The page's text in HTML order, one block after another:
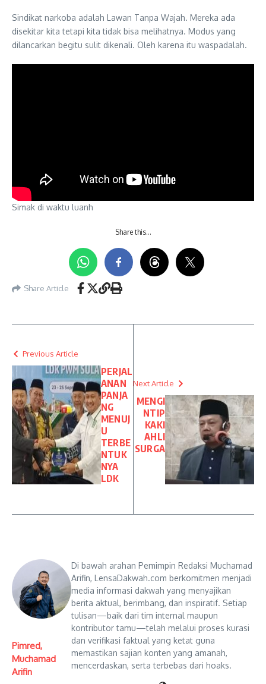
Sindikat narkoba adalah Lawan Tanpa Wajah. Mereka ada
disekitar kita tetapi kita tidak bisa melihatnya. Modus yang
dilancarkan begitu sulit dikenali. Oleh karena itu waspadalah.
Simak di waktu luanh
Share this…
Share Article
Previous Article
PERJAL
ANAN
PANJA
NG
MENUJ
U
TERBE
NTUK
NYA
LDK
Next Article
MENGI
NTIP
KAKI
AHLI
SURGA
Pimred,
Muchamad
Arifin
Di bawah arahan Pemimpin Redaksi Muchamad
Arifin, LensaDakwah.com berkomitmen menjadi
media informasi dakwah yang menyajikan
berita aktual, berimbang, dan inspiratif. Setiap
tulisan—baik dari tim internal maupun
kontributor tamu—telah melalui proses kurasi
dan verifikasi faktual yang ketat guna
memastikan sajian konten yang amanah,
mencerdaskan, serta terbebas dari hoaks.